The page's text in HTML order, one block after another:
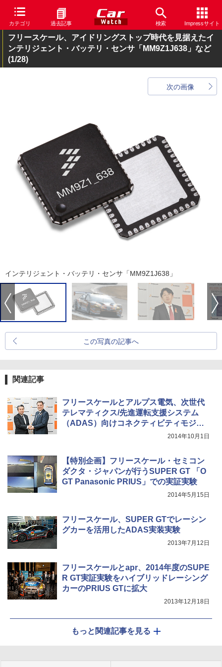
カテゴリ 過去記事 検索 Impressサイト
フリースケール、アイドリングストップ時代を見据えたイ
ンテリジェント・バッテリ・センサ「MM9Z1J638」など
(1/28)
次の画像
インテリジェント・バッテリ・センサ「MM9Z1J638」
この写真の記事へ
関連記事
フリースケールとアルプス電気、次世代
テレマティクス/先進運転支援システム
（ADAS）向けコネクティビティモジュ
2014年10月1日
【特別企画】フリースケール・セミコン
ダクタ・ジャパンが行うSUPER GT 「O
GT Panasonic PRIUS」での実証実験
2014年5月15日
フリースケール、SUPER GTでレーシン
グカーを活用したADAS実装実験
2013年7月12日
フリースケールとapr、2014年度のSUPE
R GT実証実験をハイブリッドレーシング
カーのPRIUS GTに拡大
2013年12月18日
もっと関連記事を見る